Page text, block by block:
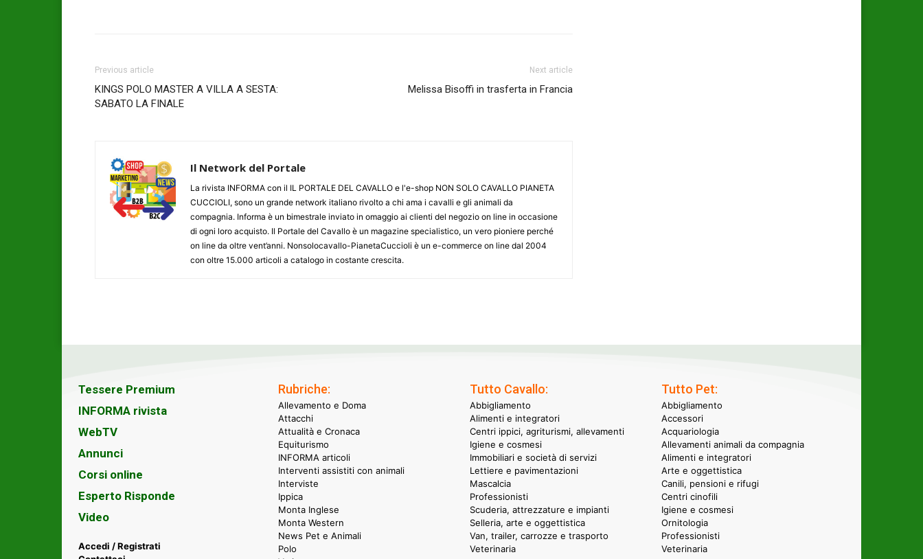
Previous article
KINGS POLO MASTER A VILLA A SESTA:
SABATO LA FINALE
Next article
Melissa Bisoffi in trasferta in Francia
Il Network del Portale
La rivista INFORMA con il IL PORTALE DEL CAVALLO e l'e-shop NON SOLO CAVALLO PIANETA
CUCCIOLI, sono un grande network italiano rivolto a chi ama i cavalli e gli animali da
compagnia. Informa è un bimestrale inviato in omaggio ai clienti del negozio on line in occasione
di ogni loro acquisto. Il Portale del Cavallo è un magazine specialistico, un vero pioniere perché
on line da oltre vent’anni. Nonsolocavallo-PianetaCuccioli è un e-commerce on line dal 2004
con oltre 15.000 articoli a catalogo in costante crescita.
Tessere Premium
INFORMA rivista
WebTV
Annunci
Corsi online
Esperto Risponde
Video
Accedi / Registrati
Rubriche:
Allevamento e Doma
Attacchi
Attualità e Cronaca
Equiturismo
INFORMA articoli
Interventi assistiti con animali
Interviste
Ippica
Monta Inglese
Monta Western
News Pet e Animali
Polo
Tutto Cavallo:
Abbigliamento
Alimenti e integratori
Centri ippici, agriturismi, allevamenti
Igiene e cosmesi
Immobiliari e società di servizi
Lettiere e pavimentazioni
Mascalcia
Professionisti
Scuderia, attrezzature e impianti
Selleria, arte e oggettistica
Van, trailer, carrozze e trasporto
Veterinaria
Tutto Pet:
Abbigliamento
Accessori
Acquariologia
Allevamenti animali da compagnia
Alimenti e integratori
Arte e oggettistica
Canili, pensioni e rifugi
Centri cinofili
Igiene e cosmesi
Ornitologia
Professionisti
Veterinaria